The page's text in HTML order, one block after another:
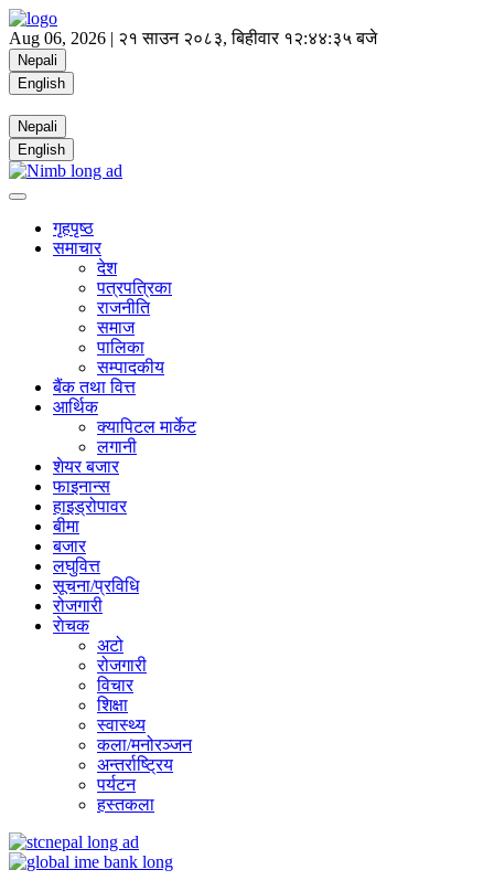
Aug 06, 2026 | २१ साउन २०८३, बिहीवार १२:४४:३६ बजे
Nepali
English
Nepali
English
गृहपृष्ठ
समाचार
देश
पत्रपत्रिका
राजनीति
समाज
पालिका
सम्पादकीय
बैंक तथा वित्त
आर्थिक
क्यापिटल मार्केट
लगानी
शेयर बजार
फाइनान्स
हाइड्रोपावर
बीमा
बजार
लघुवित्त
सूचना/प्रविधि
रोजगारी
राेचक
अटो
रोजगारी
विचार
शिक्षा
स्वास्थ्य
कला/मनोरञ्जन
अन्तर्राष्ट्रिय
पर्यटन
हस्तकला